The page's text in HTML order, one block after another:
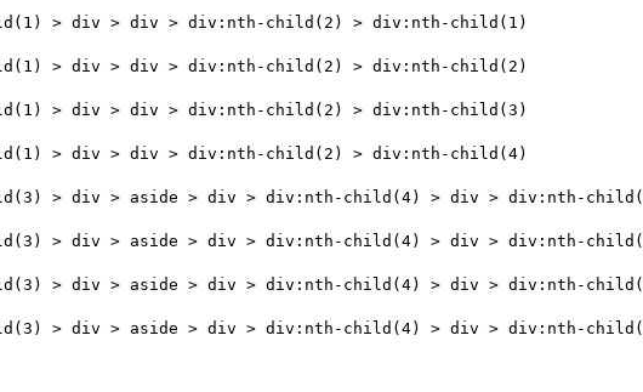
> div > div > div:nth-child(2) > div:nth-child(1)
> div > div > div:nth-child(2) > div:nth-child(2)
> div > div > div:nth-child(2) > div:nth-child(3)
> div > div > div:nth-child(2) > div:nth-child(4)
> div > aside > div > div:nth-child(4) > div > div:nth-
> div > aside > div > div:nth-child(4) > div > div:nth-
> div > aside > div > div:nth-child(4) > div > div:nth-
> div > aside > div > div:nth-child(4) > div > div:nth-